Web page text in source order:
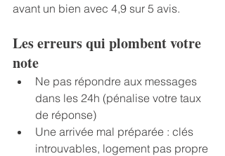
avant un bien avec 4,9 sur 5 avis.
Les erreurs qui plombent votre
note
﻿﻿Ne pas répondre aux messages
dans les 24h (pénalise votre taux
de réponse)
﻿﻿Une arrivée mal préparée : clés
introuvables, logement pas propre